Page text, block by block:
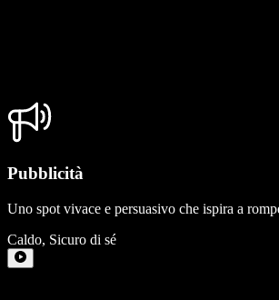
Pubblicità
Uno spot vivace e persuasivo che ispira a
Caldo, Sicuro di sé